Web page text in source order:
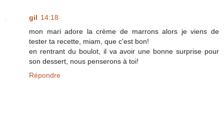
gil 14:18
mon mari adore la crème de marrons alors je viens de
tester ta recette, miam, que c'est bon!
en rentrant du boulot, il va avoir une bonne surprise pour
son dessert, nous penserons à toi!
Répondre